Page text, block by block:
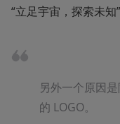
“立足宇宙，探索未知”
另外一个原因
的 LOGO。